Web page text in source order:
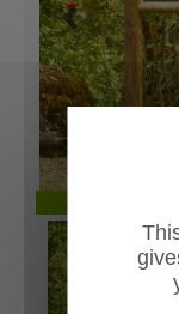
Previous